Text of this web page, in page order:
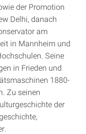
der Promotion
Delhi, danach
am
in Mannheim und
Seine
in Frieden und
1880-
Zu seinen
der